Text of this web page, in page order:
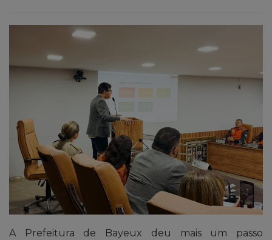
A Prefeitura de Bayeux deu mais um passo